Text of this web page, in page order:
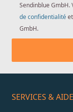
Sendinblue GmbH.
de confidentialité
GmbH.
SERVICES & AIDE